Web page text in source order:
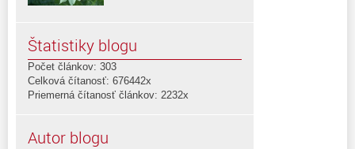
Štatistiky blogu
Počet článkov: 303
Celková čítanosť: 676442x
Priemerná čítanosť článkov: 2232x
Autor blogu